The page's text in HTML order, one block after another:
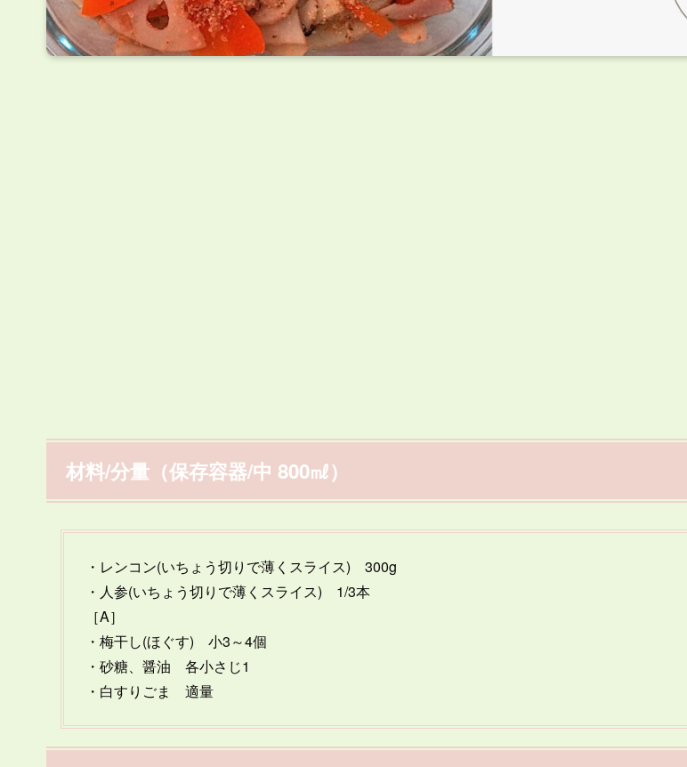
材料/分量（保存容器/中 800㎖）
・レンコン(いちょう切りで薄くスライス) 300g
・人参(いちょう切りで薄くスライス) 1/3本
［A］
・梅干し(ほぐす) 小3～4個
・砂糖、醤油 各小さじ1
・白すりごま 適量